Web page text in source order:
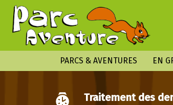
PARCS & AVENTURES EN
Traitement des